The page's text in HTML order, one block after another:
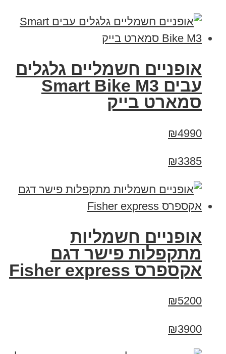
אופניים חשמליים גלגלים
עבים Smart Bike M3
סמארט בייק
₪4990
₪3385
אופניים חשמליות
מתקפלות פישר דגם
אקספרס Fisher express
₪5200
₪3900